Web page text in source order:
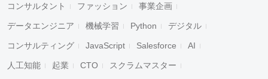
コンサルタント ファッション 事業企画
データエンジニア 機械学習 Python デジタル
コンサルティング JavaScript Salesforce AI
人工知能 起業 CTO スクラムマスター